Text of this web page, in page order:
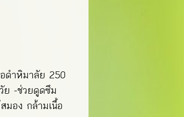
ดำหิมาลัย 250
ย -ช่วยดูดซึม
มอง กล้ามเนื้อ